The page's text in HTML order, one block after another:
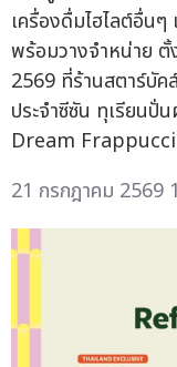
เครื่องดื่มไฮไลต์อื่นๆ
พร้อมวางจำหน่าย
2569 ที่ร้านสตาร์บัค
ประจำซีซัน ทุเรียน
Dream
21 กรกฎาคม 2569